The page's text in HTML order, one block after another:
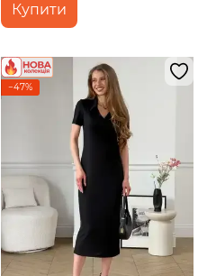
Купити
−47%